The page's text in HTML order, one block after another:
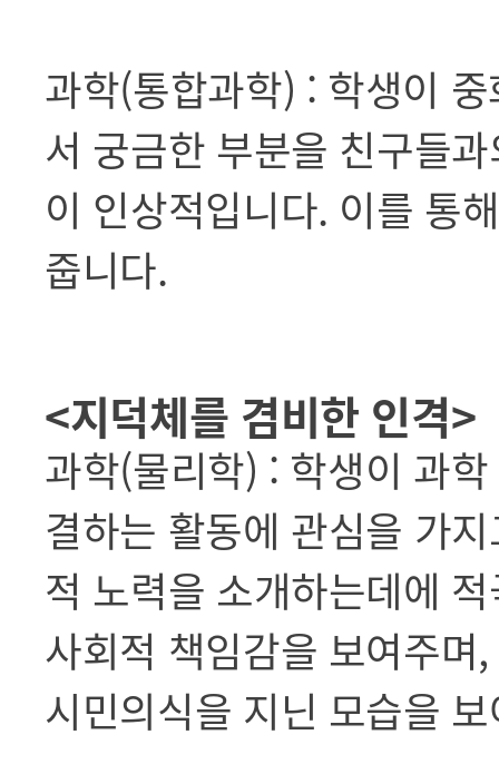
과학(통합과학) : 학생이
서 궁금한 부분을 친구들
이 인상적입니다. 이를 통
줍니다.
<지덕체를 겸비한 인격>
과학(물리학) : 학생이 과
결하는 활동에 관심을 가
적 노력을 소개하는데에
사회적 책임감을 보여주
시민의식을 지닌 모습을